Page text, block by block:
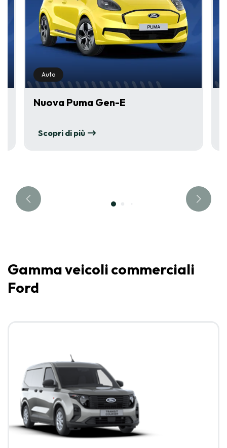
Auto
Nuova Puma Gen-E
Scopri di più
Gamma veicoli commerciali
Ford